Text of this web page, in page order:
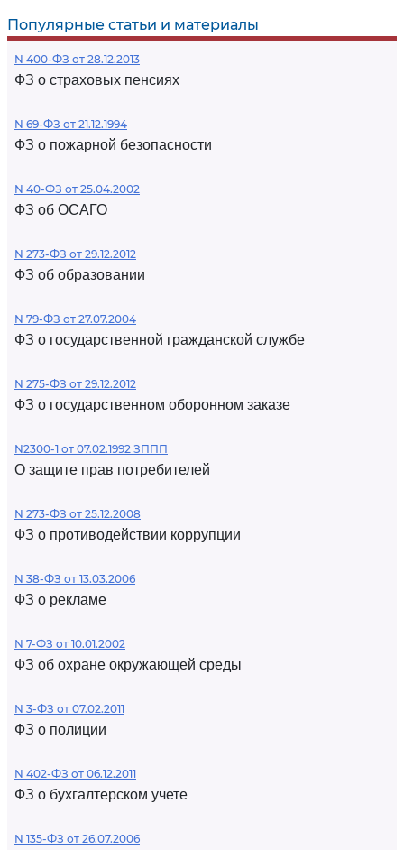
Популярные статьи и материалы
N 400-ФЗ от 28.12.2013
ФЗ о страховых пенсиях
N 69-ФЗ от 21.12.1994
ФЗ о пожарной безопасности
N 40-ФЗ от 25.04.2002
ФЗ об ОСАГО
N 273-ФЗ от 29.12.2012
ФЗ об образовании
N 79-ФЗ от 27.07.2004
ФЗ о государственной гражданской службе
N 275-ФЗ от 29.12.2012
ФЗ о государственном оборонном заказе
N2300-1 от 07.02.1992 ЗППП
О защите прав потребителей
N 273-ФЗ от 25.12.2008
ФЗ о противодействии коррупции
N 38-ФЗ от 13.03.2006
ФЗ о рекламе
N 7-ФЗ от 10.01.2002
ФЗ об охране окружающей среды
N 3-ФЗ от 07.02.2011
ФЗ о полиции
N 402-ФЗ от 06.12.2011
ФЗ о бухгалтерском учете
N 135-ФЗ от 26.07.2006